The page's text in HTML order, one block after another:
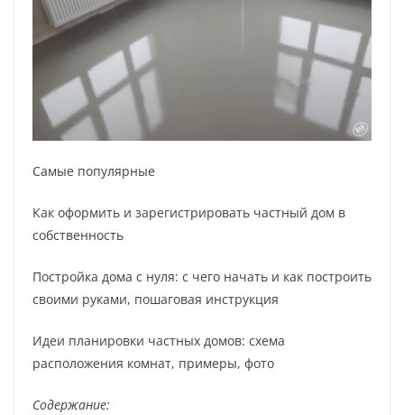
Самые популярные
Как оформить и зарегистрировать частный дом в
собственность
Постройка дома с нуля: с чего начать и как построить
своими руками, пошаговая инструкция
Идеи планировки частных домов: схема
расположения комнат, примеры, фото
Содержание: